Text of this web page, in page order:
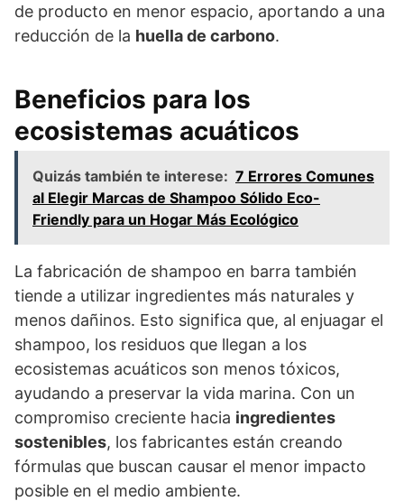
de producto en menor espacio, aportando a una
reducción de la huella de carbono.
Beneficios para los
ecosistemas acuáticos
Quizás también te interese: 7 Errores Comunes
al Elegir Marcas de Shampoo Sólido Eco-
Friendly para un Hogar Más Ecológico
La fabricación de shampoo en barra también
tiende a utilizar ingredientes más naturales y
menos dañinos. Esto significa que, al enjuagar el
shampoo, los residuos que llegan a los
ecosistemas acuáticos son menos tóxicos,
ayudando a preservar la vida marina. Con un
compromiso creciente hacia ingredientes
sostenibles, los fabricantes están creando
fórmulas que buscan causar el menor impacto
posible en el medio ambiente.